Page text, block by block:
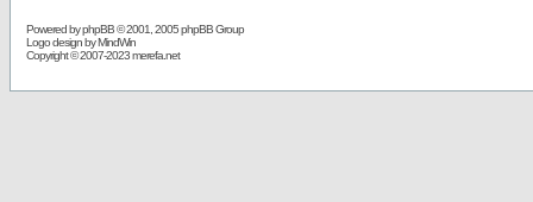
Powered byphpBB© 2001, 2005 phpBB Group
Logo design by MindWin
Copyright © 2007-2023 merefa.net